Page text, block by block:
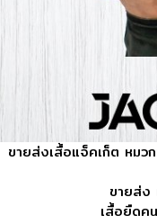
ขายส่งเสื้อแจ็คเก็ต หมว
ขายส่ง
เสื้อยืดค